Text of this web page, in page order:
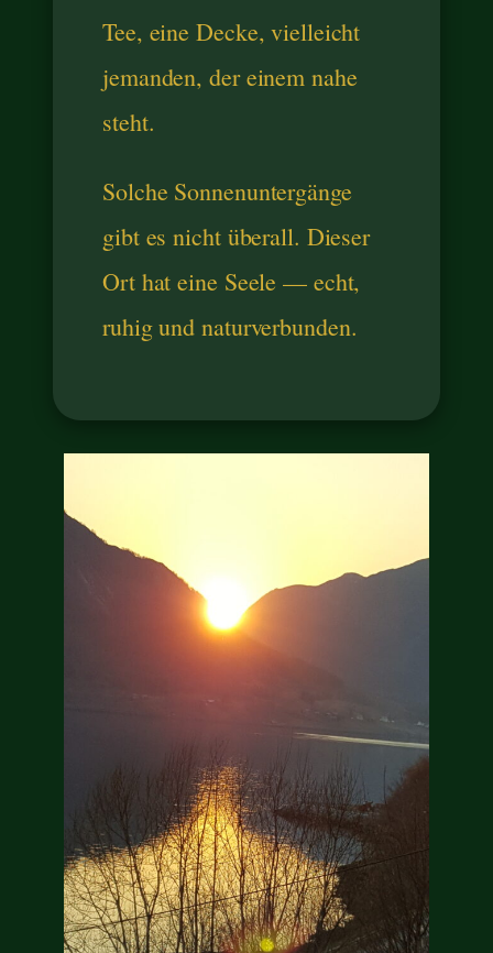
Tee, eine Decke, vielleicht
jemanden, der einem nahe
steht.
Solche Sonnenuntergänge
gibt es nicht überall. Dieser
Ort hat eine Seele — echt,
ruhig und naturverbunden.